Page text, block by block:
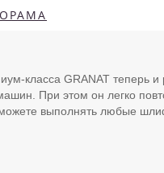
класса GRANAT теперь
При этом он легко
выполнять любые